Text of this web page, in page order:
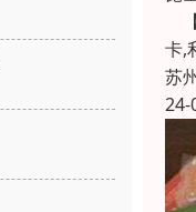
卡,
苏
24-